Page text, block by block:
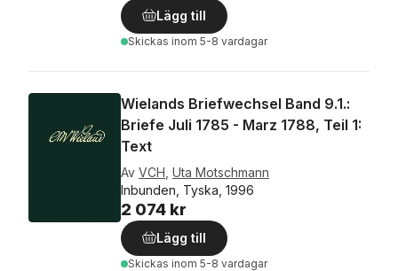
Lägg till
Skickas inom 5-8 vardagar
Wielands Briefwechsel Band 9.1.:
Briefe Juli 1785 - Marz 1788, Teil 1:
Text
Av VCH Uta Motschmann
Inbunden, Tyska, 1996
2 074 kr
Lägg till
Skickas inom 5-8 vardagar